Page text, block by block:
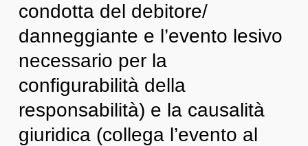
condotta del debitore/
danneggiante e l’evento lesivo
necessario per la
configurabilità della
responsabilità) e la causalità
giuridica (collega l’evento al